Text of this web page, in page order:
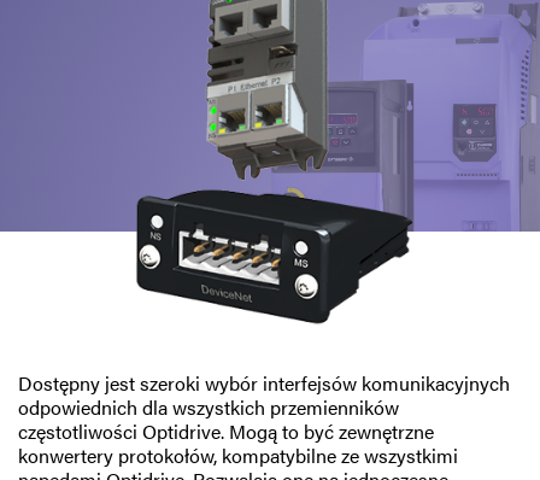
Dostępny jest szeroki wybór interfejsów komunikacyjnych
odpowiednich dla wszystkich przemienników
częstotliwości Optidrive. Mogą to być zewnętrzne
konwertery protokołów, kompatybilne ze wszystkimi